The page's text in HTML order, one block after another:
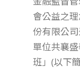
會公益之
份有限公
單位共襄
班」(以下